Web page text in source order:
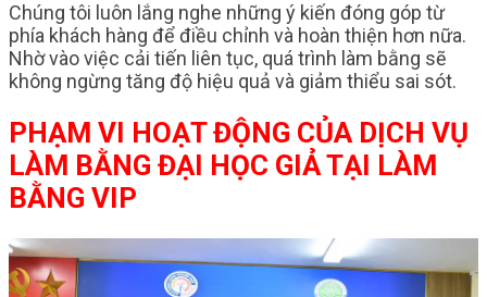
Chúng tôi luôn lắng nghe những ý kiến đóng góp từ
phía khách hàng để điều chỉnh và hoàn thiện hơn nữa.
Nhờ vào việc cải tiến liên tục, quá trình làm bằng sẽ
không ngừng tăng độ hiệu quả và giảm thiểu sai sót.
PHẠM VI HOẠT ĐỘNG CỦA DỊCH VỤ
LÀM BẰNG ĐẠI HỌC GIẢ TẠI LÀM
BẰNG VIP